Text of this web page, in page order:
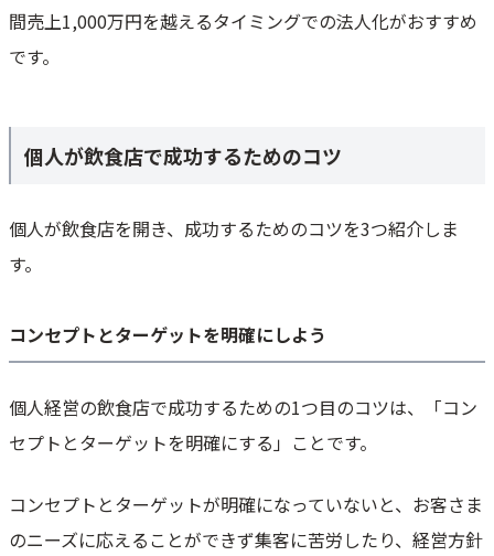
間売上1,000万円を越えるタイミングでの法人化がおすすめ
です。
個人が飲食店で成功するためのコツ
個人が飲食店を開き、成功するためのコツを3つ紹介しま
す。
コンセプトとターゲットを明確にしよう
個人経営の飲食店で成功するための1つ目のコツは、「コン
セプトとターゲットを明確にする」ことです。
コンセプトとターゲットが明確になっていないと、お客さま
のニーズに応えることができず集客に苦労したり、経営方針